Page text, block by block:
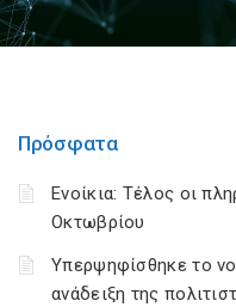
Πρόσφατα
Ενοίκια: Τέλος οι
Οκτωβρίου
Υπερψηφίσθηκε το
ανάδειξη της